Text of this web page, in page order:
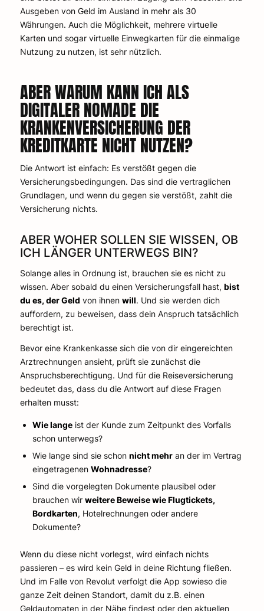
Ausgeben von Geld im Ausland in mehr als 30
Währungen. Auch die Möglichkeit, mehrere virtuelle
Karten und sogar virtuelle Einwegkarten für die einmalige
Nutzung zu nutzen, ist sehr nützlich.
ABER WARUM KANN ICH ALS
DIGITALER NOMADE DIE
KRANKENVERSICHERUNG DER
KREDITKARTE NICHT NUTZEN?
Die Antwort ist einfach: Es verstößt gegen die
Versicherungsbedingungen. Das sind die vertraglichen
Grundlagen, und wenn du gegen sie verstößt, zahlt die
Versicherung nichts.
ABER WOHER SOLLEN SIE WISSEN, OB
ICH LÄNGER UNTERWEGS BIN?
Solange alles in Ordnung ist, brauchen sie es nicht zu
wissen. Aber sobald du einen Versicherungsfall hast, bist
du es, der Geld von ihnen will. Und sie werden dich
auffordern, zu beweisen, dass dein Anspruch tatsächlich
berechtigt ist.
Bevor eine Krankenkasse sich die von dir eingereichten
Arztrechnungen ansieht, prüft sie zunächst die
Anspruchsberechtigung. Und für die Reiseversicherung
bedeutet das, dass du die Antwort auf diese Fragen
erhalten musst:
Wie langeist der Kunde zum Zeitpunkt des Vorfalls
schon unterwegs?
Wie lange sind sie schon nicht mehran der im Vertrag
eingetragenen Wohnadresse?
Sind die vorgelegten Dokumente plausibel oder
brauchen wir weitere Beweise wie Flugtickets,
Bordkarten, Hotelrechnungen oder andere
Dokumente?
Wenn du diese nicht vorlegst, wird einfach nichts
passieren – es wird kein Geld in deine Richtung fließen.
Und im Falle von Revolut verfolgt die App sowieso die
ganze Zeit deinen Standort, damit du z.B. einen
Geldautomaten in der Nähe findest oder den aktuellen